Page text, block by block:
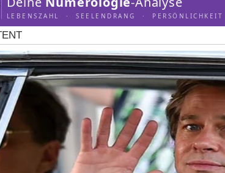
LEBENSZAHL · SEELENDRANG · PERSÖNLICHKEIT